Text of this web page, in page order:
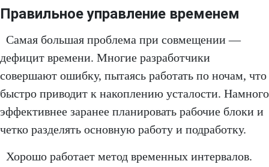
Правильное управление временем
Самая большая проблема при совмещении —
дефицит времени. Многие разработчики
совершают ошибку, пытаясь работать по ночам, что
быстро приводит к накоплению усталости. Намного
эффективнее заранее планировать рабочие блоки и
четко разделять основную работу и подработку.
Хорошо работает метод временных интервалов.